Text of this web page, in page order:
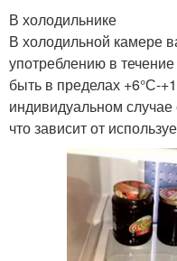
В холодильнике
В холодильной камере
употреблению в
быть в пределах +6°С-
индивидуальном случае
что зависит от